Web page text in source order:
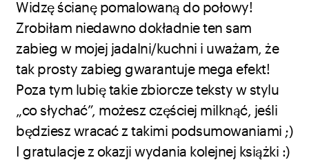
Widzę ścianę pomalowaną do połowy!
Zrobiłam niedawno dokładnie ten sam
zabieg w mojej jadalni/kuchni i uważam, że
tak prosty zabieg gwarantuje mega efekt!
Poza tym lubię takie zbiorcze teksty w stylu
„co słychać”, możesz częściej milknąć, jeśli
będziesz wracać z takimi podsumowaniami ;)
I gratulacje z okazji wydania kolejnej książki :)